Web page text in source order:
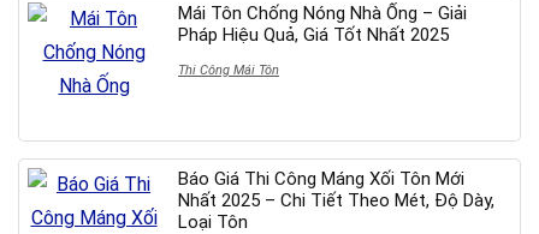
Mái Tôn Chống Nóng Nhà Ống – Giải
Pháp Hiệu Quả, Giá Tốt Nhất 2025
Thi Công Mái Tôn
Báo Giá Thi Công Máng Xối Tôn Mới
Nhất 2025 – Chi Tiết Theo Mét, Độ Dày,
Loại Tôn